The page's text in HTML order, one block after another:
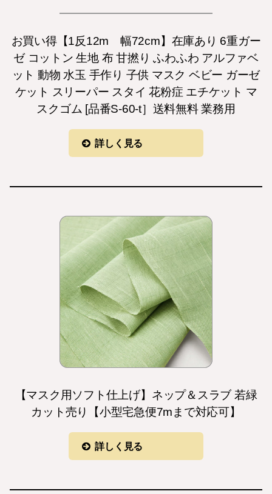
お買い得【1反12m 幅72cm】在庫あり 6重ガー
ゼ コットン 生地 布 甘撚り ふわふわ アルファベ
ット 動物 水玉 手作り 子供 マスク ベビー ガーゼ
ケット スリーパー スタイ 花粉症 エチケット マ
スクゴム [品番S-60-t］送料無料 業務用
詳しく見る
【マスク用ソフト仕上げ】ネップ＆スラブ 若緑
カット売り【小型宅急便7mまで対応可】
詳しく見る